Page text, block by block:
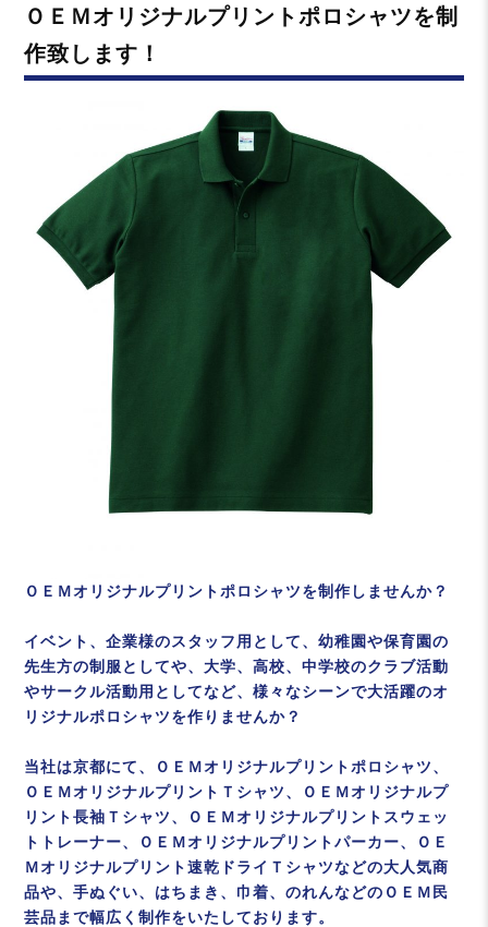
ー
ＯＥＭオリジナルプリントポロシャツを制
作致します！
ＯＥＭオリジナルプリントポロシャツを制作しませんか？
イベント、企業様のスタッフ用として、幼稚園や保育園の
先生方の制服としてや、大学、高校、中学校のクラブ活動
やサークル活動用としてなど、様々なシーンで大活躍のオ
リジナルポロシャツを作りませんか？
当社は京都にて、ＯＥＭオリジナルプリントポロシャツ、
ＯＥＭオリジナルプリントＴシャツ、ＯＥＭオリジナルプ
リント長袖Ｔシャツ、ＯＥＭオリジナルプリントスウェッ
トトレーナー、ＯＥＭオリジナルプリントパーカー、ＯＥ
Ｍオリジナルプリント速乾ドライＴシャツなどの大人気商
品や、手ぬぐい、はちまき、巾着、のれんなどのＯＥＭ民
芸品まで幅広く制作をいたしております。